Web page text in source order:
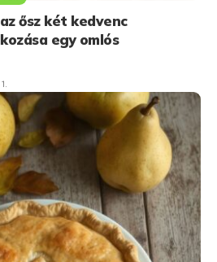
ősz két kedvenc
egy omlós